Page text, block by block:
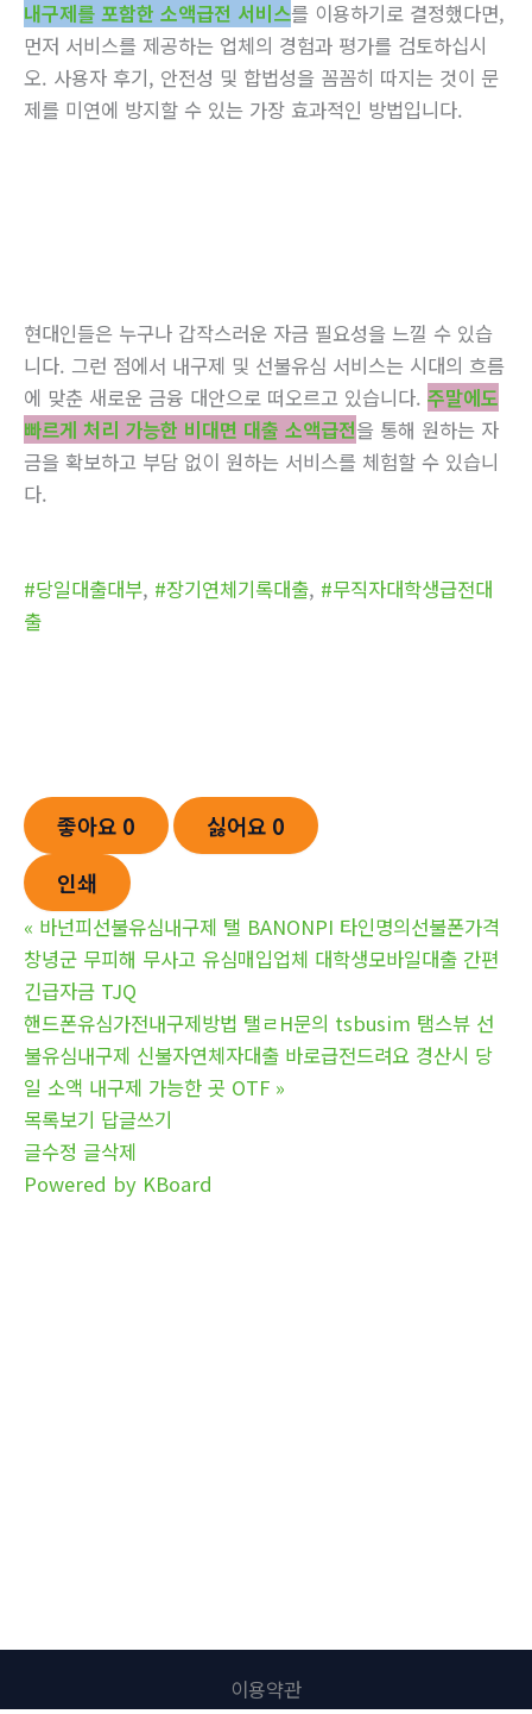
내구제를 포함한 소액급전 서비스를 이용하기로 결정했다면,
먼저 서비스를 제공하는 업체의 경험과 평가를 검토하십시
오. 사용자 후기, 안전성 및 합법성을 꼼꼼히 따지는 것이 문
제를 미연에 방지할 수 있는 가장 효과적인 방법입니다.
현대인들은 누구나 갑작스러운 자금 필요성을 느낄 수 있습
니다. 그런 점에서 내구제 및 선불유심 서비스는 시대의 흐름
에 맞춘 새로운 금융 대안으로 떠오르고 있습니다. 주말에도
빠르게 처리 가능한 비대면 대출 소액급전을 통해 원하는 자
금을 확보하고 부담 없이 원하는 서비스를 체험할 수 있습니
다.
#당일대출대부, #장기연체기록대출, #무직자대학생급전대
출
좋아요 0 싫어요 0
인쇄
« 바넌피선불유심내구제 탤 BANONPI 타인명의선불폰가격
창녕군 무피해 무사고 유심매입업체 대학생모바일대출 간편
긴급자금 TJQ
핸드폰유심가전내구제방법 탤ㄹH문의 tsbusim 탬스뷰 선
불유심내구제 신불자연체자대출 바로급전드려요 경산시 당
일 소액 내구제 가능한 곳 OTF »
목록보기 답글쓰기
글수정 글삭제
Powered by KBoard
이용약관